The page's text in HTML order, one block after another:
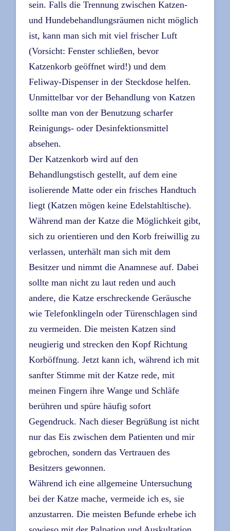
sein. Falls die Trennung zwischen Katzen-
und Hundebehandlungsräumen nicht möglich
ist, kann man sich mit viel frischer Luft
(Vorsicht: Fenster schließen, bevor
Katzenkorb geöffnet wird!) und dem
Feliway-Dispenser in der Steckdose helfen.
Unmittelbar vor der Behandlung von Katzen
sollte man von der Benutzung scharfer
Reinigungs- oder Desinfektionsmittel
absehen.
Der Katzenkorb wird auf den
Behandlungstisch gestellt, auf dem eine
isolierende Matte oder ein frisches Handtuch
liegt (Katzen mögen keine Edelstahltische).
Während man der Katze die Möglichkeit gibt,
sich zu orientieren und den Korb freiwillig zu
verlassen, unterhält man sich mit dem
Besitzer und nimmt die Anamnese auf. Dabei
sollte man nicht zu laut reden und auch
andere, die Katze erschreckende Geräusche
wie Telefonklingeln oder Türenschlagen sind
zu vermeiden. Die meisten Katzen sind
neugierig und strecken den Kopf Richtung
Korböffnung. Jetzt kann ich, während ich mit
sanfter Stimme mit der Katze rede, mit
meinen Fingern ihre Wange und Schläfe
berühren und spüre häufig sofort
Gegendruck. Nach dieser Begrüßung ist nicht
nur das Eis zwischen dem Patienten und mir
gebrochen, sondern das Vertrauen des
Besitzers gewonnen.
Während ich eine allgemeine Untersuchung
bei der Katze mache, vermeide ich es, sie
anzustarren. Die meisten Befunde erhebe ich